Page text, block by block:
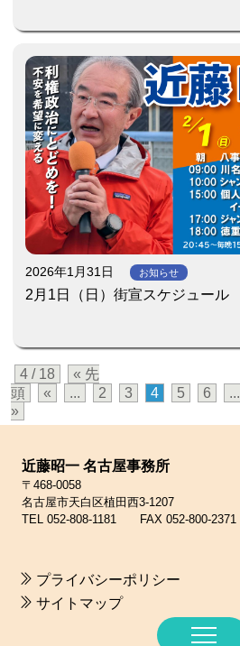
2026年1月31日 お知らせ
2月1日（日）街宣スケジュール
4 / 18
« 先
頭
« ... 2 3 4 5 6 ...
»
近藤昭一 名古屋事務所
〒468-0058
名古屋市天白区植田西3-1207
TEL 052-808-1181 FAX 052-800-2371
プライバシーポリシー
サイトマップ